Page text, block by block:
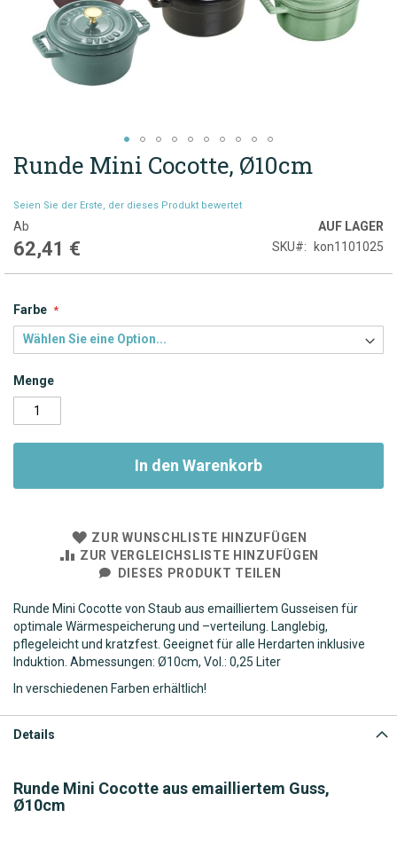
Zum
Anfang
springen
Runde Mini Cocotte, Ø10cm
Seien Sie der Erste, der dieses Produkt bewertet
Ab
62,41 €
AUF LAGER
SKU
kon1101025
Farbe
Menge
In den Warenkorb
ZUR WUNSCHLISTE HINZUFÜGEN
ZUR VERGLEICHSLISTE HINZUFÜGEN
DIESES PRODUKT TEILEN
Runde Mini Cocotte von Staub aus emailliertem Gusseisen für
optimale Wärmespeicherung und –verteilung. Langlebig,
pflegeleicht und kratzfest. Geeignet für alle Herdarten inklusive
Induktion. Abmessungen: Ø10cm, Vol.: 0,25 Liter
In verschiedenen Farben erhältlich!
Details
Runde Mini Cocotte aus emailliertem Guss,
Ø10cm